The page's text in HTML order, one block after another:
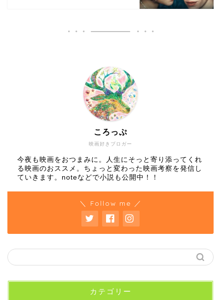
映画好きブロガー
ころっぷ
今夜も映画をおつまみに。人生にそっと寄り添ってくれ
る映画のおススメ。ちょっと変わった映画考察を発信し
ていきます。noteなどで小説も公開中！！
＼ Follow me ／
カテゴリー